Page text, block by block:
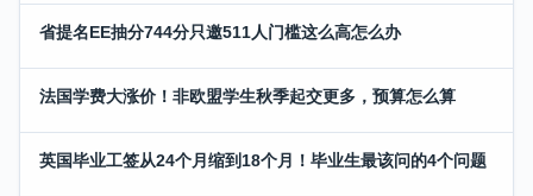
省提名EE抽分744分只邀511人门槛这么高怎么办
法国学费大涨价！非欧盟学生秋季起交更多，预算怎么算
英国毕业工签从24个月缩到18个月！毕业生最该问的4个问题